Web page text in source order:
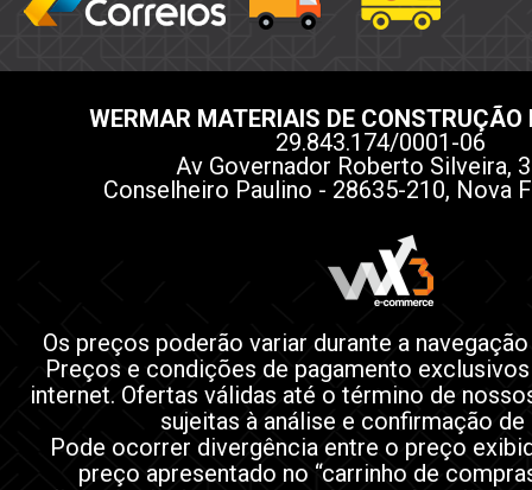
WERMAR MATERIAIS DE CONSTRUÇÃO
29.843.174/0001-06
Av Governador Roberto Silveira,
Conselheiro Paulino - 28635-210, Nova
Os preços poderão variar durante a
Preços e condições de pagamento
internet. Ofertas válidas até o término de
sujeitas à análise e confirmação de
Pode ocorrer divergência entre o preço
preço apresentado no “carrinho de